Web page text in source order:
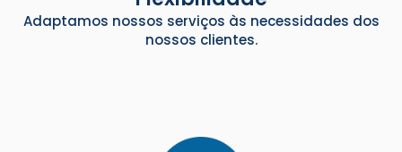
Adaptamos nossos serviços às necessidades dos
nossos clientes.